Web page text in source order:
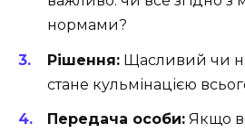
нормами?
Рішення: Щасливий чи
стане кульмінацією
Передача особи: Якщо